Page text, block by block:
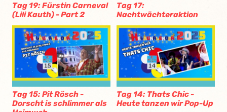
Tag 19: Fürstin Carneval
(Lili Kauth) - Part 2
Tag 17:
Nachtwächteraktion
Tag 15: Pit Rösch -
Dorscht is schlimmer als
Tag 14: Thats Chic -
Heute tanzen wir Pop-Up